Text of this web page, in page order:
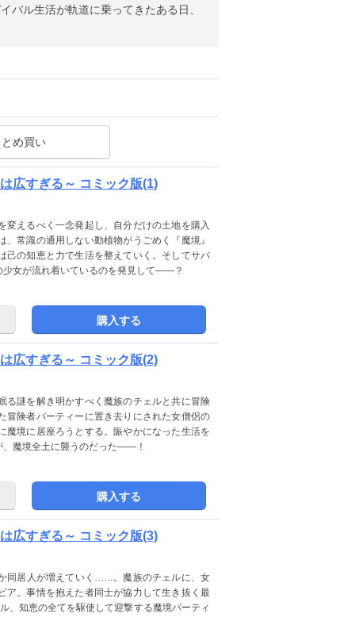
バル生活が軌道に乗ってきたある日、
め買い
広すぎる～ コミック版(1)
えるべく一念発起し、自分だけの土地を購入
常識の通用しない動植物がうごめく『魔境』
の知恵と力で生活を整えていく。そしてサバ
少女が流れ着いているのを発見して――？
購入する
広すぎる～ コミック版(2)
る謎を解き明かすべく魔族のチェルと共に冒険
冒険者パーティーに置き去りにされた女僧侶の
魔境に居座ろうとする。賑やかになった生活を
、魔境全土に襲うのだった――！
購入する
広すぎる～ コミック版(3)
同居人が増えていく……。魔族のチェルに、女
ア。事情を抱えた者同士が協力して生き抜く最
知恵の全てを駆使して迎撃する魔境パーティ